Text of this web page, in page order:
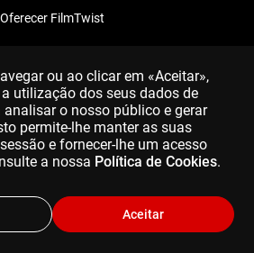
Oferecer FilmTwist
ou ao clicar em «Aceitar»,
utilização dos seus dados de
o nosso público e gerar
permite-lhe manter as suas
e fornecer-lhe um acesso
a nossa Política de Cookies.
Aceitar